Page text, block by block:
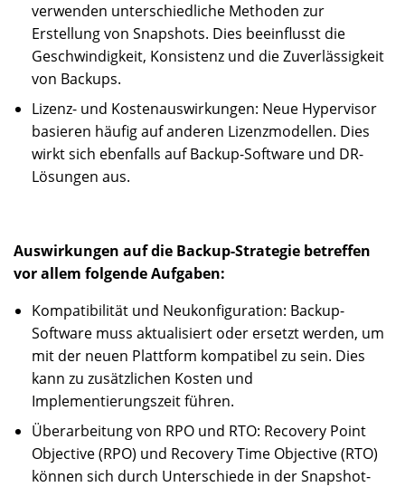
verwenden unterschiedliche Methoden zur
Erstellung von Snapshots. Dies beeinflusst die
Geschwindigkeit, Konsistenz und die Zuverlässigkeit
von Backups.
Lizenz- und Kostenauswirkungen: Neue Hypervisor
basieren häufig auf anderen Lizenzmodellen. Dies
wirkt sich ebenfalls auf Backup-Software und DR-
Lösungen aus.
Auswirkungen auf die Backup-Strategie betreffen
vor allem folgende Aufgaben:
Kompatibilität und Neukonfiguration: Backup-
Software muss aktualisiert oder ersetzt werden, um
mit der neuen Plattform kompatibel zu sein. Dies
kann zu zusätzlichen Kosten und
Implementierungszeit führen.
Überarbeitung von RPO und RTO: Recovery Point
Objective (RPO) und Recovery Time Objective (RTO)
können sich durch Unterschiede in der Snapshot-